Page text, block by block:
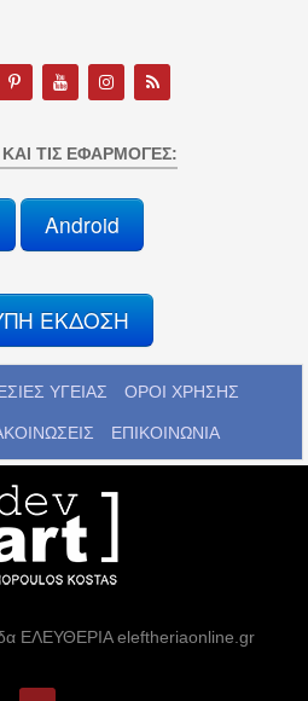
ΤΙΣ ΕΦΑΡΜΟΓΈΣ:
Android
ΕΚΔΟΣΗ
ΥΓΕΙΑΣ ΟΡΟΙ ΧΡΗΣΗΣ
ΕΠΙΚΟΙΝΩΝΙΑ
ΕΛΕΥΘΕΡΙΑ eleftheriaonline.gr